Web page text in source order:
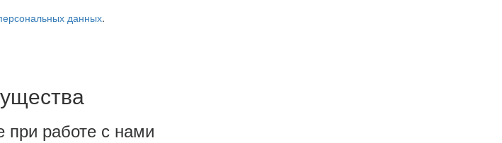
данных.
при работе с нами